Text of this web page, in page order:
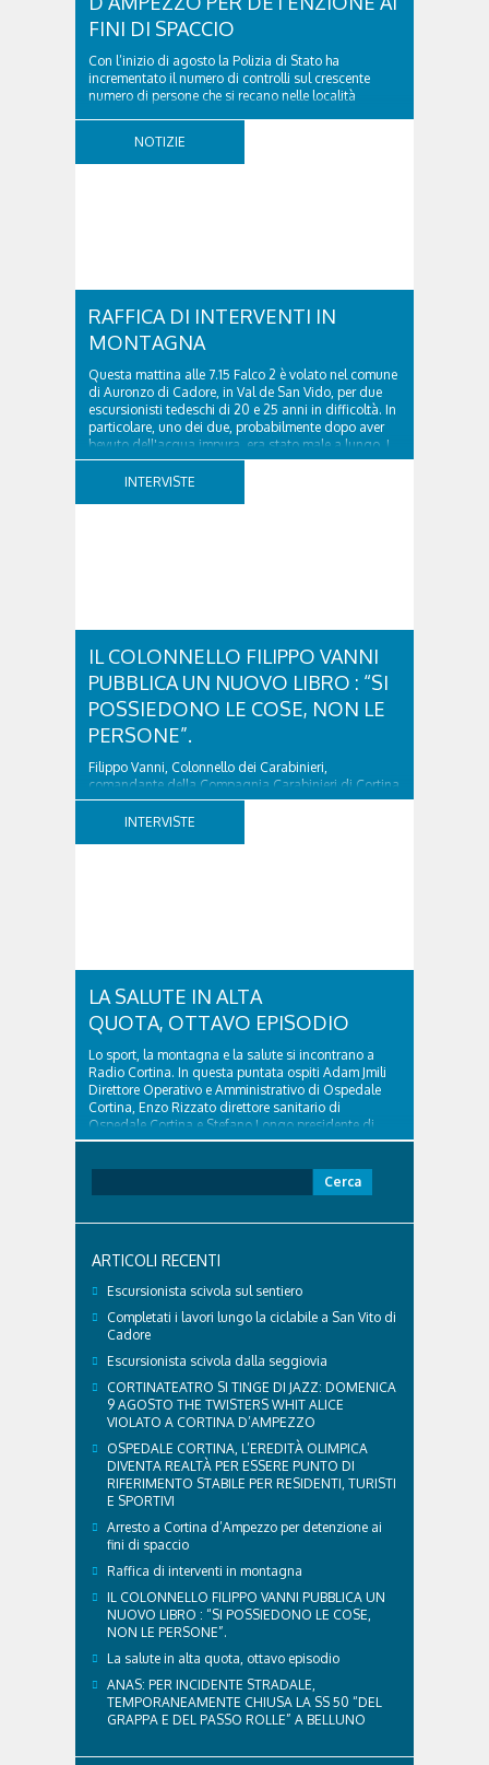
FINI DI SPACCIO
Con l’inizio di agosto la Polizia di Stato ha
incrementato il numero di controlli sul crescente
numero di persone che si recano nelle località
Cortina ha tratto in arresto un cittadino sloveno,
classe...
NOTIZIE
RAFFICA DI INTERVENTI IN
MONTAGNA
Questa mattina alle 7.15 Falco 2 è volato nel comune
di Auronzo di Cadore, in Val de San Vido, per due
escursionisti tedeschi di 20 e 25 anni in difficoltà. In
particolare, uno dei due, probabilmente dopo aver
bevuto dell'acqua impura, era stato male a lungo. I
due ragazzi, che avevano passato...
INTERVISTE
IL COLONNELLO FILIPPO VANNI
PUBBLICA UN NUOVO LIBRO : “SI
POSSIEDONO LE COSE, NON LE
PERSONE”.
Filippo Vanni, Colonnello dei Carabinieri,
comandante della Compagnia Carabinieri di Cortina
d’Ampezzo sino al 2010, esperto di legislazione
nazionale ed europea, è l’ideatore del progetto di
INTERVISTE
LA SALUTE IN ALTA
QUOTA, OTTAVO EPISODIO
Lo sport, la montagna e la salute si incontrano a
Radio Cortina. In questa puntata ospiti Adam Jmili
Direttore Operativo e Amministrativo di Ospedale
Cortina, Enzo Rizzato direttore sanitario di
Ospedale Cortina e Stefano Longo presidente di
Fondazione Cortina. GVM Care & Research –...
per:
ARTICOLI RECENTI
Escursionista scivola sul sentiero
Completati i lavori lungo la ciclabile a San Vito di
Cadore
Escursionista scivola dalla seggiovia
CORTINATEATRO SI TINGE DI JAZZ: DOMENICA
9 AGOSTO THE TWISTERS WHIT ALICE
VIOLATO A CORTINA D’AMPEZZO
OSPEDALE CORTINA, L’EREDITÀ OLIMPICA
DIVENTA REALTÀ PER ESSERE PUNTO DI
RIFERIMENTO STABILE PER RESIDENTI, TURISTI
E SPORTIVI
Arresto a Cortina d’Ampezzo per detenzione ai
fini di spaccio
Raffica di interventi in montagna
IL COLONNELLO FILIPPO VANNI PUBBLICA UN
NUOVO LIBRO : “SI POSSIEDONO LE COSE,
NON LE PERSONE”.
La salute in alta quota, ottavo episodio
ANAS: PER INCIDENTE STRADALE,
TEMPORANEAMENTE CHIUSA LA SS 50 “DEL
GRAPPA E DEL PASSO ROLLE” A BELLUNO